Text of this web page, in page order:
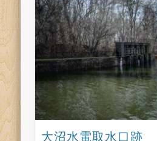
大沼水電取水口跡